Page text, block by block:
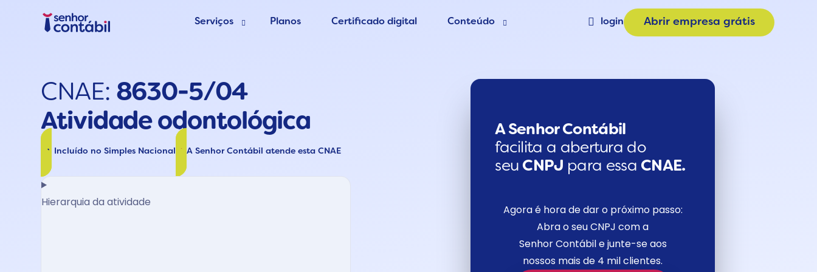
Serviços
Trocar de Contador
Deixar de ser MEI
Planos Certificado digital Conteúdo
Contabilidade Online
Consulta CNAE
login Abrir empresa grátis
CNAE: 8630-5/04
Atividade odontológica
Incluído no Simples Nacional A Senhor Contábil atende esta CNAE
Hierarquia da atividade
A Senhor Contábil
facilita a abertura do
seu CNPJ para essa CNAE.
Agora é hora de dar o próximo passo:
Abra o seu CNPJ com a
Senhor Contábil e junte-se aos
nossos mais de 4 mil clientes.